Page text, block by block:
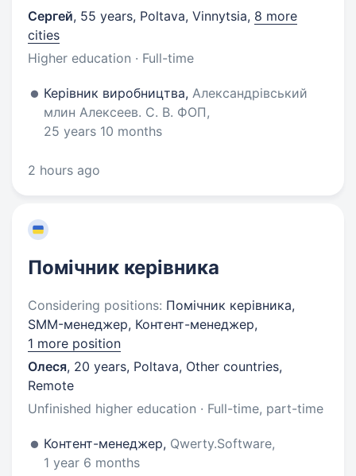
Сергей, 55 years, Poltava, Vinnytsia, 8 more
cities
Higher education · Full-time
Керівник виробництва, Александрівський
млин Алексеев. С. В. ФОП,
25 years 10 months
2 hours ago
Помічник керівника
Considering positions: Помічник керівника,
SMM-менеджер, Контент-менеджер,
1 more position
Олеся, 20 years, Poltava, Other countries,
Remote
Unfinished higher education · Full-time, part-time
Контент-менеджер, Qwerty.Software,
1 year 6 months